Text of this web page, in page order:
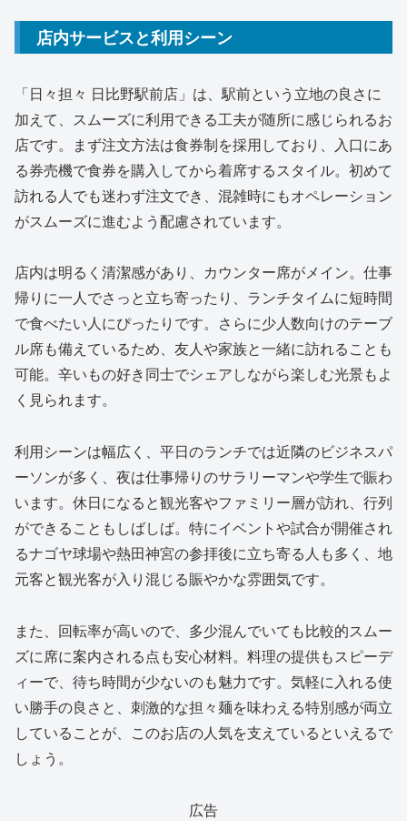
店内サービスと利用シーン
「日々担々 日比野駅前店」は、駅前という立地の良さに
加えて、スムーズに利用できる工夫が随所に感じられるお
店です。まず注文方法は食券制を採用しており、入口にあ
る券売機で食券を購入してから着席するスタイル。初めて
訪れる人でも迷わず注文でき、混雑時にもオペレーション
がスムーズに進むよう配慮されています。
店内は明るく清潔感があり、カウンター席がメイン。仕事
帰りに一人でさっと立ち寄ったり、ランチタイムに短時間
で食べたい人にぴったりです。さらに少人数向けのテーブ
ル席も備えているため、友人や家族と一緒に訪れることも
可能。辛いもの好き同士でシェアしながら楽しむ光景もよ
く見られます。
利用シーンは幅広く、平日のランチでは近隣のビジネスパ
ーソンが多く、夜は仕事帰りのサラリーマンや学生で賑わ
います。休日になると観光客やファミリー層が訪れ、行列
ができることもしばしば。特にイベントや試合が開催され
るナゴヤ球場や熱田神宮の参拝後に立ち寄る人も多く、地
元客と観光客が入り混じる賑やかな雰囲気です。
また、回転率が高いので、多少混んでいても比較的スムー
ズに席に案内される点も安心材料。料理の提供もスピーデ
ィーで、待ち時間が少ないのも魅力です。気軽に入れる使
い勝手の良さと、刺激的な担々麺を味わえる特別感が両立
していることが、このお店の人気を支えているといえるで
しょう。
広告